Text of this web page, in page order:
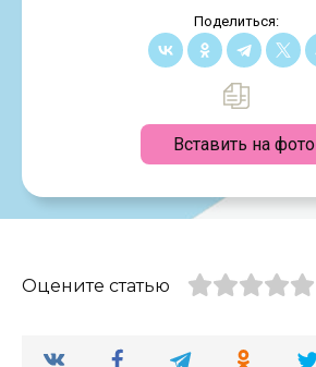
Поделиться:
Вставить на фото
Оцените статью